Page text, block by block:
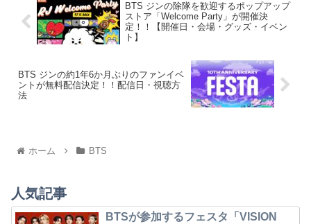
BTS ジンの除隊を歓迎するポップアップ
ストア「Welcome Party」が開催決
定！！【開催日・会場・グッズ・イベン
ト】
BTS ジンの約1年6か月ぶりのファンイベ
ントが無料配信決定！！配信日・視聴方
法
ホーム BTS
人気記事
BTSが参加するフェスタ「VISION